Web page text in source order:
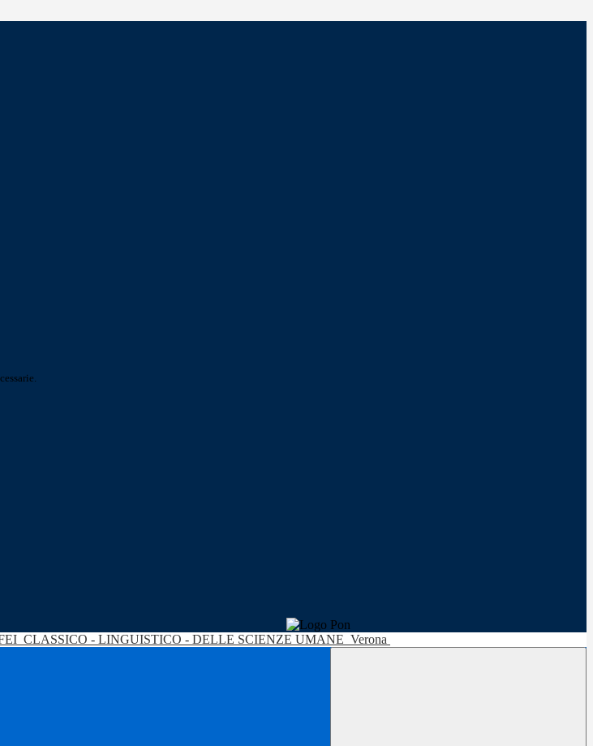
CLASSICO - LINGUISTICO - DELLE SCIENZE UMANE Verona